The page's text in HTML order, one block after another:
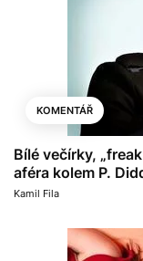
KOMENTÁŘ
Bílé večírky,
aféra kolem P.
Kamil Fila